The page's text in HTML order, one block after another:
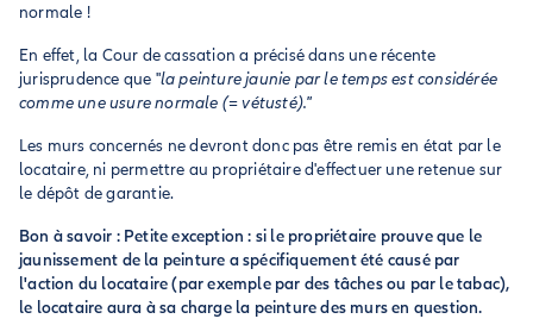
normale !
En effet, la Cour de cassation a précisé dans une récente
jurisprudence que "la peinture jaunie par le temps est considérée
comme une usure normale (= vétusté)."
Les murs concernés ne devront donc pas être remis en état par le
locataire, ni permettre au propriétaire d'effectuer une retenue sur
le dépôt de garantie.
Bon à savoir : Petite exception : si le propriétaire prouve que le
jaunissement de la peinture a spécifiquement été causé par
l'action du locataire (par exemple par des tâches ou par le tabac),
le locataire aura à sa charge la peinture des murs en question.